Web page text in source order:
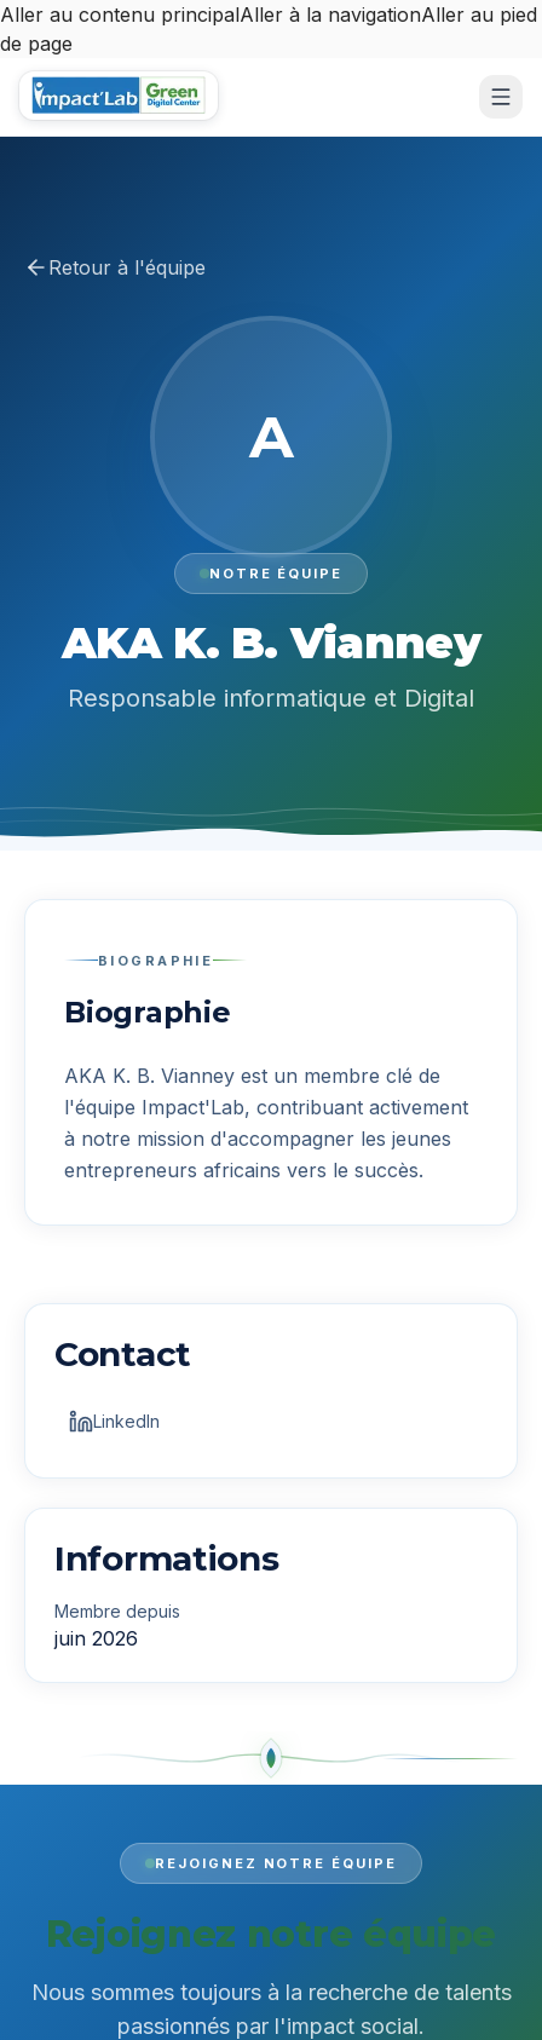
Aller au contenu principalAller à la navigationAller au pied
de page
Aller au contenu principal
Retour à l'équipe
A
NOTRE ÉQUIPE
AKA K. B. Vianney
Responsable informatique et Digital
BIOGRAPHIE
Biographie
AKA K. B. Vianney est un membre clé de
l'équipe Impact'Lab, contribuant activement
à notre mission d'accompagner les jeunes
entrepreneurs africains vers le succès.
Contact
LinkedIn
Informations
Membre depuis
juin 2026
REJOIGNEZ NOTRE ÉQUIPE
Rejoignez notre équipe
Nous sommes toujours à la recherche de talents
passionnés par l'impact social.